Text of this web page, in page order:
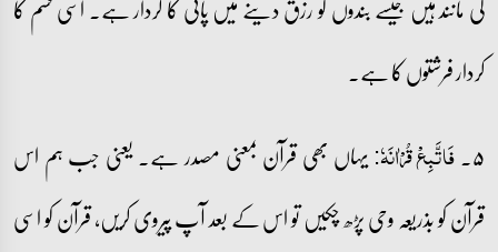
کردار فرشتوں کا ہے۔
۵۔ فَاتَّبِعۡ قُرۡاٰنَہٗ:یہاں بھی قرآن بمعنی مصدر ہے۔ یعنی جب ہم اس
قرآن کو بذریعہ وحی پڑھ چکیں تو اس کے بعد آپ پیروی کریں، قرآن کو اسی